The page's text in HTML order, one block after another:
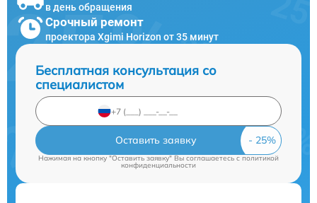
в день обращения
Срочный ремонт
проектора Xgimi Horizon от 35 минут
Бесплатная консультация со
специалистом
Оставить заявку
Нажимая на кнопку "Оставить заявку" Вы соглашаетесь c политикой
конфиденциальности